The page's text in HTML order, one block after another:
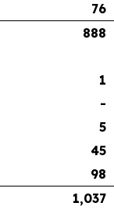
76
888
1
-
5
45
98
1,037